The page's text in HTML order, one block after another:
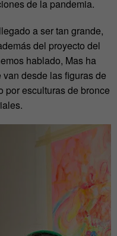
de la pandemia.
a ser tan grande,
del proyecto del
hablado, Mas ha
desde las figuras de
por esculturas de bronce